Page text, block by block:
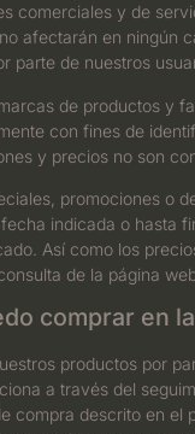
comerciales y de
afectarán en ningún
parte de nuestros
de productos y
con fines de
y precios no son
promociones o
indicada o hasta
Así como los
de la página
comprar en
productos por
a través del
compra descrito en el